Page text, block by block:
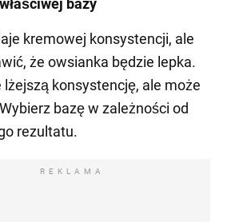
kremowej konsystencji, ale
że owsianka będzie lepka.
lżejszą konsystencję, ale może
bazę w zależności od
rezultatu.
REKLAMA